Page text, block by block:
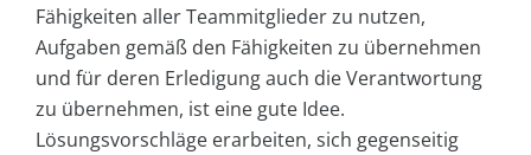
Fähigkeiten aller Teammitglieder zu nutzen,
Aufgaben gemäß den Fähigkeiten zu übernehmen
und für deren Erledigung auch die Verantwortung
zu übernehmen, ist eine gute Idee.
Lösungsvorschläge erarbeiten, sich gegenseitig